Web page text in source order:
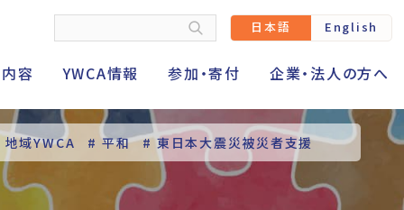
日本語 English
容 YWCA情報 参加・寄付 企業・法人の方へ
域YWCA # 平和 # 東日本大震災被災者支援